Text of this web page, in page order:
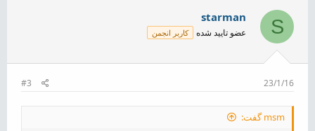
i
n
:
S
starman
عضو تایید شده کاربر انجمن
23/1/16
#3
msm گفت: